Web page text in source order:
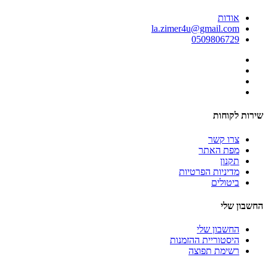
אודות
la.zimer4u@gmail.com
0509806729
שירות לקוחות
צרו קשר
מפת האתר
תקנון
מדיניות הפרטיות
ביטולים
החשבון שלי
החשבון שלי
היסטוריית ההזמנות
רשימת תפוצה